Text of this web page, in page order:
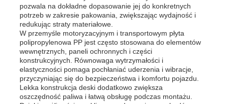
pozwala na dokładne dopasowanie jej do konkretnych
potrzeb w zakresie pakowania, zwiększając wydajność i
redukując straty materiałowe.
W przemyśle motoryzacyjnym i transportowym płyta
polipropylenowa PP jest często stosowana do elementów
wewnętrznych, paneli ochronnych i części
konstrukcyjnych. Równowaga wytrzymałości i
elastyczności pomaga pochłaniać uderzenia i wibracje,
przyczyniając się do bezpieczeństwa i komfortu pojazdu.
Lekka konstrukcja deski dodatkowo zwiększa
oszczędność paliwa i łatwą obsługę podczas montażu.